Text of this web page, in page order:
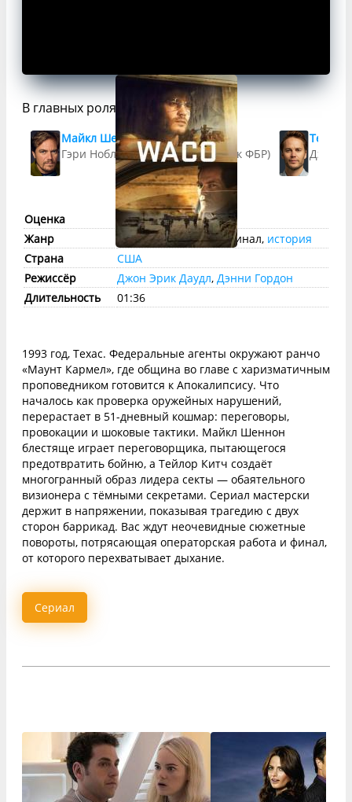
В главных ролях
Майкл Шеннон
Гэри Ноблз (агент-переговорщик ФБР)
Дэвид
Оценка imdb:7.9КП:7.6
Жанр
триллер,драма, криминал, история
Страна
США
Режиссёр
Джон Эрик Даудл, Дэнни Гордон
Длительность
01:36
1993 год, Техас. Федеральные агенты окружают ранчо
«Маунт Кармел», где община во главе с харизматичным
проповедником готовится к Апокалипсису. Что
началось как проверка оружейных нарушений,
перерастает в 51-дневный кошмар: переговоры,
провокации и шоковые тактики. Майкл Шеннон
блестяще играет переговорщика, пытающегося
предотвратить бойню, а Тейлор Китч создаёт
многогранный образ лидера секты — обаятельного
визионера с тёмными секретами. Сериал мастерски
держит в напряжении, показывая трагедию с двух
сторон баррикад. Вас ждут неочевидные сюжетные
повороты, потрясающая операторская работа и финал,
от которого перехватывает дыхание.
Сериал